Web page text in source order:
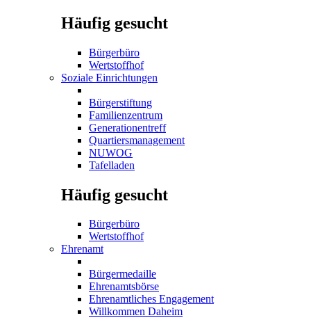
Häufig gesucht
Bürgerbüro
Wertstoffhof
Soziale Einrichtungen
Bürgerstiftung
Familienzentrum
Generationentreff
Quartiersmanagement
NUWOG
Tafelladen
Häufig gesucht
Bürgerbüro
Wertstoffhof
Ehrenamt
Bürgermedaille
Ehrenamtsbörse
Ehrenamtliches Engagement
Willkommen Daheim